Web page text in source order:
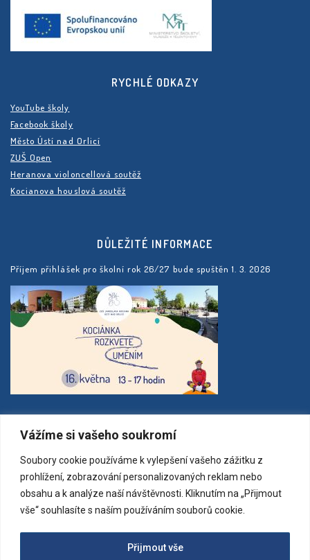
Vážíme si vašeho soukromí
Soubory cookie používáme k vylepšení vašeho zážitku z
prohlížení, zobrazování personalizovaných reklam nebo
obsahu a k analýze naší návštěvnosti. Kliknutím na „Přijmout
vše“ souhlasíte s naším používáním souborů cookie.
Přijmout vše
RYCHLÉ ODKAZY
YouTube školy
Facebook školy
Město Ústí nad Orlicí
ZUŠ Open
Heranova violoncellová soutěž
Kocianova houslová soutěž
DŮLEŽITÉ INFORMACE
Příjem přihlášek pro školní rok 26/27 bude spuštěn 1. 3. 2026